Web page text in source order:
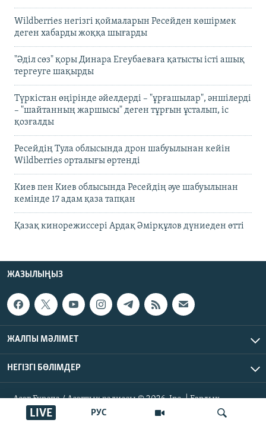
РУС
LIVE
Wildberries негізгі қоймаларын Ресейден көшірмек
деген хабарды жоққа шығарды
"Әділ сөз" қоры Динара Егеубаеваға қатысты істі ашық
тергеуге шақырды
Түркістан өңірінде әйелдерді – "ұрғашылар", әншілерді
– "шайтанның жаршысы" деген тұрғын ұсталып, іс
қозғалды
Ресейдің Тула облысында дрон шабуылынан кейін
Wildberries орталығы өртенді
Киев пен Киев облысында Ресейдің әуе шабуылынан
кемінде 17 адам қаза тапқан
Қазақ кинорежиссері Ардақ Әмірқұлов дүниеден өтті
ЖАЗЫЛЫҢЫЗ
ЖАЛПЫ МӘЛІМЕТ
НЕГІЗГІ БӨЛІМДЕР
Азат Еуропа / Азаттық радиосы © 2026, Inc. | Барлық
құқықтары қорғалған